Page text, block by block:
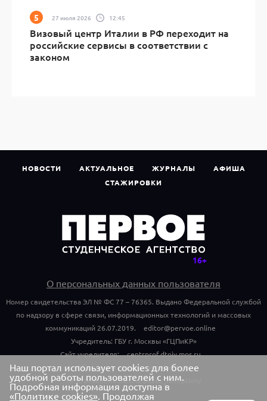
27 июля 2026 12:45
Визовый центр Италии в РФ переходит на
российские сервисы в соответствии с
законом
НОВОСТИ АКТУАЛЬНОЕ ЖУРНАЛЫ
АФИША
СТАЖИРОВКИ
О персональных данных пользователя
Номер свидетельства ЭЛ № ФС 77 – 76365. Выдано Федеральной службой
по надзору в сфере связи, информационных технологий и массовых
коммуникаций 26.07.2019.
editor@pervoe.online
Учредитель: ГБУ г. Москвы «ГЦПиКР»
Сайт учредителя:
centrprof.dtoiv.mos.ru
Обращения граждан учредителю:
centrprof.dtoiv.mos.ru/public_reception/
Наш портал использует cookies для более
удобной работы пользователей с ним.
Подробная информация доступна в
«Политике cookies». Продолжая